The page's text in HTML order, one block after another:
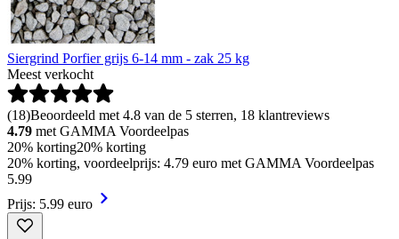
Siergrind Porfier grijs 6-14 mm - zak 25 kg
Meest verkocht
(18)Beoordeeld met 4.8 van de 5 sterren, 18 klantreviews
4.79 met GAMMA Voordeelpas
20% korting20% korting
20% korting, voordeelprijs: 4.79 euro met GAMMA Voordeelpas
5.99
Prijs: 5.99 euro